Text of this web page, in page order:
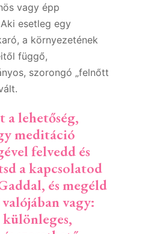
vagy épp
esetleg egy
a környezetének
függő,
szorongó „felnőtt
lehetőség,
meditáció
felvedd és
a kapcsolatod
és megéld
vagy: